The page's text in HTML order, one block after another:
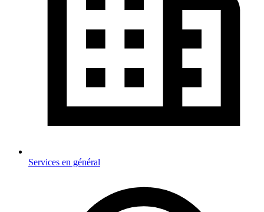
Services en général